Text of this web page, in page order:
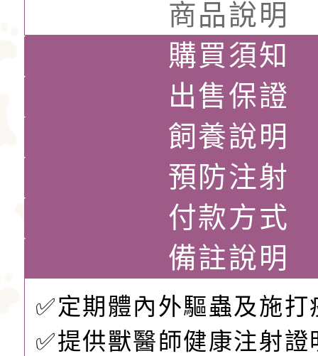
商品說明
購買須知
出售保證
飼養說明
預防注射
付款方式
備註說明
✅定期體內外驅蟲及施打
✅提供獸醫師健康注射證